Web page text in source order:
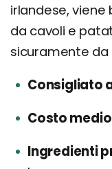
irlandese,
da cavoli e
sicuramente da
Consigliato
Costo medio
Ingredienti